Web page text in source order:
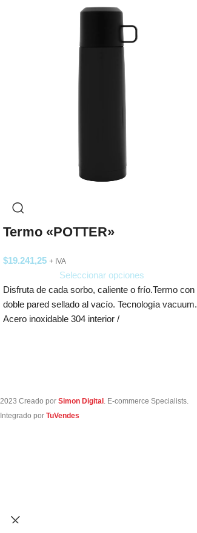
Termo «POTTER»
$19.241,25 + IVA
Seleccionar opciones
Disfruta de cada sorbo, caliente o frío.Termo con
doble pared sellado al vacío. Tecnología vacuum.
Acero inoxidable 304 interior /
2023 Creado por Simon Digital . E-commerce Specialists.
Integrado por TuVendes